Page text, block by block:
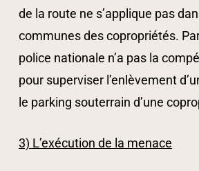
de la route ne s’applique pas
communes des copropriétés.
police nationale n’a pas la
pour superviser l’enlèvement
le parking souterrain d’une
3) L’exécution de la menace